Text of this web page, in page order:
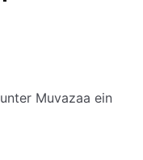
Muvazaa ein